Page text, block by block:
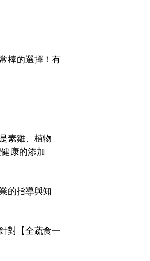
棒的選擇！有
素雞、植物
康的添加
的指導與知
對【全蔬食一